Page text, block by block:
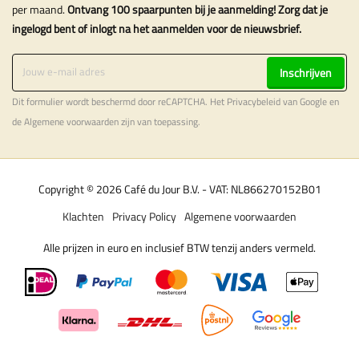
per maand.Ontvang 100 spaarpunten bij je aanmelding! Zorg dat je
ingelogd bent of inlogt na het aanmelden voor de nieuwsbrief.
Inschrijven
Dit formulier wordt beschermd door reCAPTCHA. Het Privacybeleidvan Google en
deAlgemene voorwaardenzijn van toepassing.
Copyright © 2026 Café du Jour B.V. - VAT: NL866270152B01
Algemene voorwaarden
Privacy Policy
Klachten
Alle prijzen in euro en inclusief BTW tenzij anders vermeld.